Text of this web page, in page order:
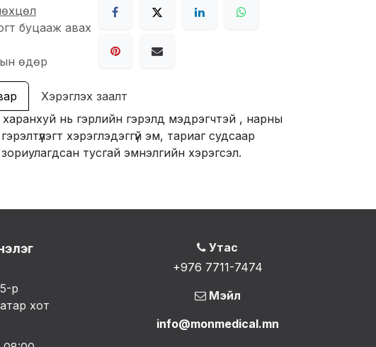
буцааж авах
өдөр
Хэрэглэх заалт
нь гэрлийн гэрэлд мэдрэгчтэй , нарны
хэрэглэдэггүй эм, тариаг судсаар
тусгай эмнэлгийн хэрэгсэл.
Утас
+976 7711-7474
Мэйл
info@monmedical.mn
р
хот